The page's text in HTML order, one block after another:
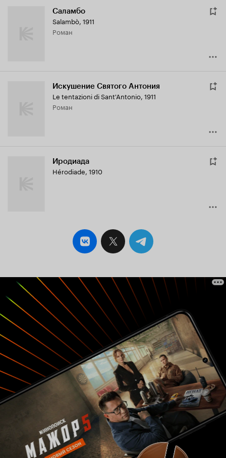
Саламбо
Salambò, 1911
роман
Искушение Святого Антония
Le tentazioni di Sant'Antonio, 1911
роман
Иродиада
Hérodiade, 1910